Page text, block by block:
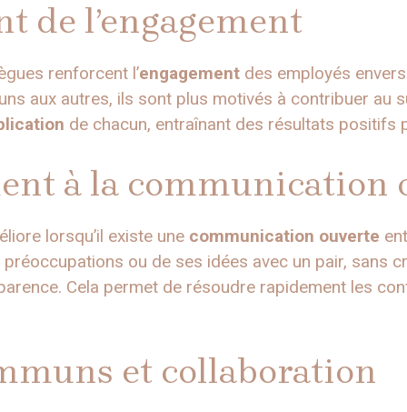
de l’engagement
renforcent l’engagement des employés
aux autres, ils sont plus motivés à contribuer au
de chacun, entraînant des résultats positifs
à la communication
lorsqu’il existe une communication ouverte
ou de ses idées avec un pair, sans
Cela permet de résoudre rapidement les
et collaboration